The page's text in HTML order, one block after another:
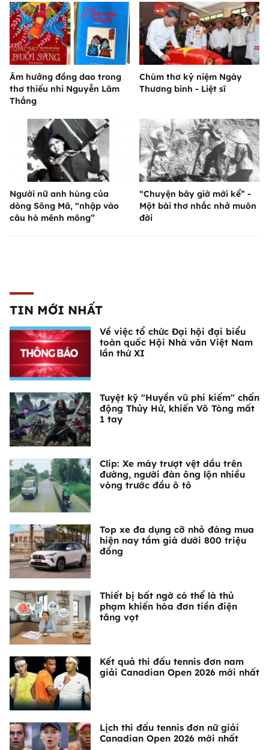
Âm hưởng đồng dao trong
thơ thiếu nhi Nguyễn Lãm
Thắng
Chùm thơ kỷ niệm Ngày
Thương binh - Liệt sĩ
Người nữ anh hùng của
dòng Sông Mã, “nhập vào
câu hò mênh mông”
“Chuyện bây giờ mới kể” -
Một bài thơ nhắc nhở muôn
đời
TIN MỚI NHẤT
Về việc tổ chức Đại hội đại biểu
toàn quốc Hội Nhà văn Việt Nam
lần thứ XI
Tuyệt kỹ "Huyền vũ phi kiếm" chấn
động Thủy Hử, khiến Võ Tòng mất
1 tay
Clip: Xe máy trượt vệt dầu trên
đường, người đàn ông lộn nhiều
vòng trước đầu ô tô
Top xe đa dụng cỡ nhỏ đáng mua
hiện nay tầm giá dưới 800 triệu
đồng
Thiết bị bất ngờ có thể là thủ
phạm khiến hóa đơn tiền điện
tăng vọt
Kết quả thi đấu tennis đơn nam
giải Canadian Open 2026 mới nhất
Lịch thi đấu tennis đơn nữ giải
Canadian Open 2026 mới nhất